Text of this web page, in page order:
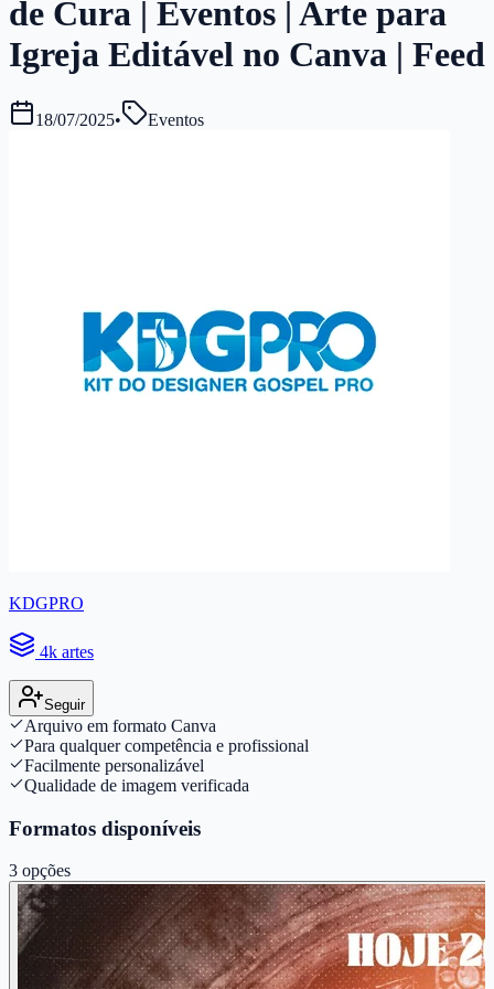
de Cura | Eventos | Arte para
Igreja Editável no Canva | Feed
18/07/2025• Eventos
KDGPRO
4k artes
Seguir
Arquivo em formato Canva
Para qualquer competência e profissional
Facilmente personalizável
Qualidade de imagem verificada
Formatos disponíveis
3 opções